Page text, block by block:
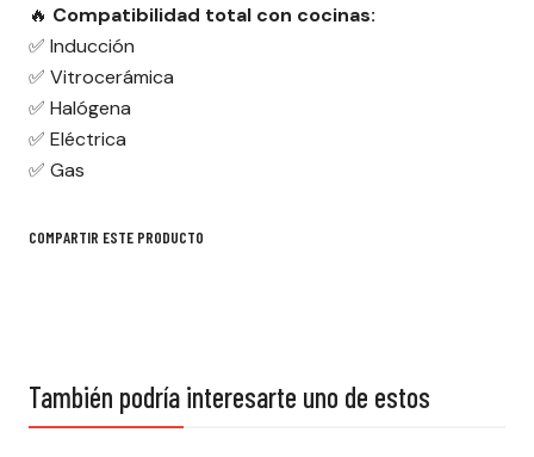
🔥 Compatibilidad total con cocinas:
✅ Inducción
✅ Vitrocerámica
✅ Halógena
✅ Eléctrica
✅ Gas
COMPARTIR ESTE PRODUCTO
También podría interesarte uno de estos